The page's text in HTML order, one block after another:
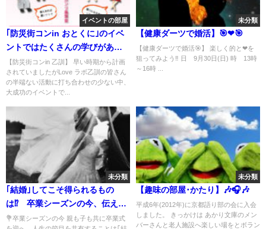
イベントの部屋
｢防災街コンin おとくに｣のイベ
ントではたくさんの学びがあり
ました❗
【防災街コンin 乙訓】 早い時期から計画
されていましたがLove ラボ乙訓の皆さん
の半端ない活動に打ち合わせの少ない中、
大成功のイベントで...
未分類
【健康ダーツで婚活】🎯❤🎯
【健康ダーツで婚活🎯】 楽しく的と❤を
狙ってみよう‼ 日 9月30日(日) 時 13時
～16時 ...
未分類
｢結婚｣してこそ得られるもの
は⁉ 卒業シーズンの今、伝えた
いこと🍀
💐卒業シーズンの今 親も子も共に卒業式
未分類
【趣味の部屋･かたり】🎶🎧🎶
平成6年(2012年)に京都語り部の会に入会
しました。 きっかけは あかり文庫のメン
バーさんと老人施設へ楽しい場をとボラン